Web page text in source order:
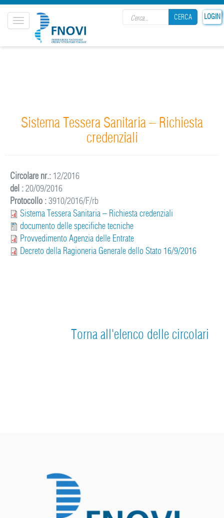
LOGIN
CERCA
Toggle
navigation
Sistema Tessera Sanitaria – Richiesta
credenziali
Circolare nr.: 12/2016
del :20/09/2016
Protocollo :3910/2016/F/rb
Sistema Tessera Sanitaria – Richiesta credenziali
documento delle specifiche tecniche
Provvedimento Agenzia delle Entrate
Decreto della Ragioneria Generale dello Stato 16/9/2016
Torna all'elenco delle circolari